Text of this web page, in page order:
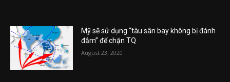
Mỹ sẽ sử dụng “tàu sân bay không bị đánh
đắm” để chặn TQ
August 23, 2020